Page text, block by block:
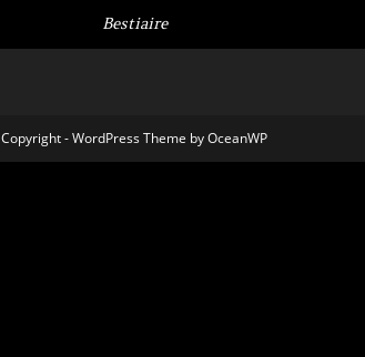
Bestiaire
Copyright - WordPress Theme by OceanWP